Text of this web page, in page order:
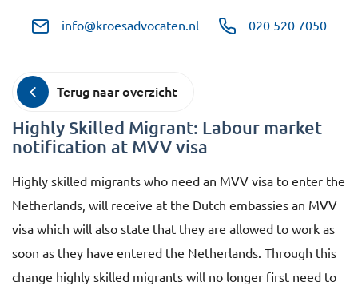
info@kroesadvocaten.nl 020 520 7050
Terug naar overzicht
Highly Skilled Migrant: Labour market
notification at MVV visa
Highly skilled migrants who need an MVV visa to enter the
Netherlands, will receive at the Dutch embassies an MVV
visa which will also state that they are allowed to work as
soon as they have entered the Netherlands. Through this
change highly skilled migrants will no longer first need to